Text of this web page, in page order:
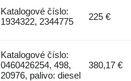
Katalogové číslo:
1934322, 2344775
225 €
Katalogové číslo:
0460426254, 498,
20976, palivo: diesel
380,17 €